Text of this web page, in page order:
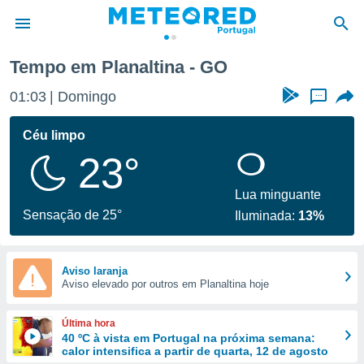
da
foi
fornecidas
a este
das
e
forma
digital
Tempo em Planaltina - GO
01:03 Domingo ...
Céu limpo
23°
Sensação de 25°
Lua minguante
Iluminada: 13%
Aviso laranja
Aviso elevado por outros em Planaltina hoje
Última hora
40 ºC à vista em Portugal na próxima semana:
calor intensifica a partir de quarta, 12 de agosto